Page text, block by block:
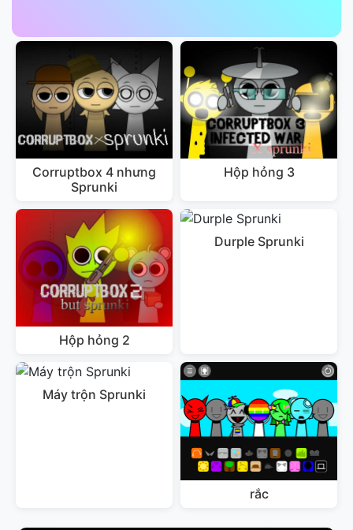
Corruptbox 4 nhưng
Sprunki
Hộp hỏng 3
Hộp hỏng 2
Durple Sprunki
Máy trộn Sprunki
rắc